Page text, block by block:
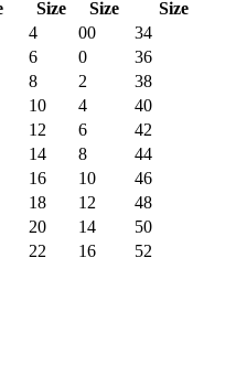
Size
Size
Size
4 00
34
6 0
36
8 2
38
10 4
40
12 6
42
14 8
44
16 10
46
18 12
48
20 14
50
22 16
52